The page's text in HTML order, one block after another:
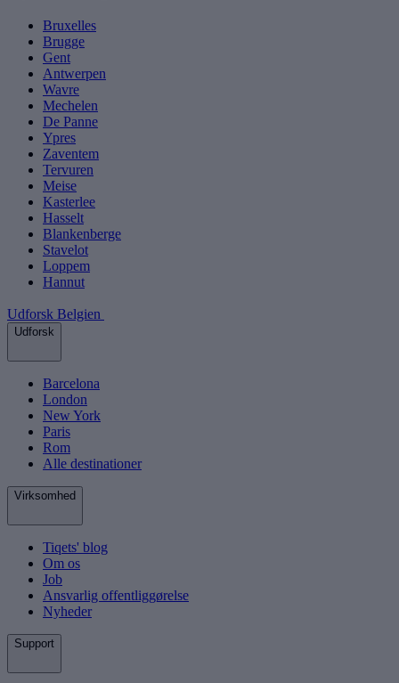
Bruxelles
Brugge
Gent
Antwerpen
Wavre
Mechelen
De Panne
Ypres
Zaventem
Tervuren
Meise
Kasterlee
Hasselt
Blankenberge
Stavelot
Loppem
Hannut
Udforsk Belgien
Udforsk
Barcelona
London
New York
Paris
Rom
Alle destinationer
Virksomhed
Tiqets' blog
Om os
Job
Ansvarlig offentliggørelse
Nyheder
Support